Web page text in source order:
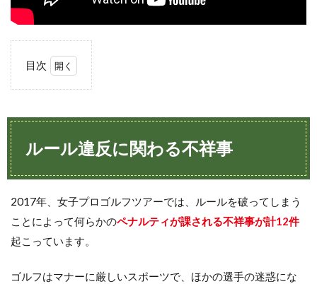
目次
反
関
る
不
事
ルール違反に関わる不祥事
2017年、女子プロゴルフツアーでは、ルールを破ってしまう
ことによって何らかのペナルティが課される不祥事が計12件
起こっています。
ゴルフはマナーに厳しいスポーツで、ほかの選手の迷惑にな